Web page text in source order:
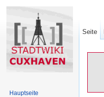
Seite
Hauptseite